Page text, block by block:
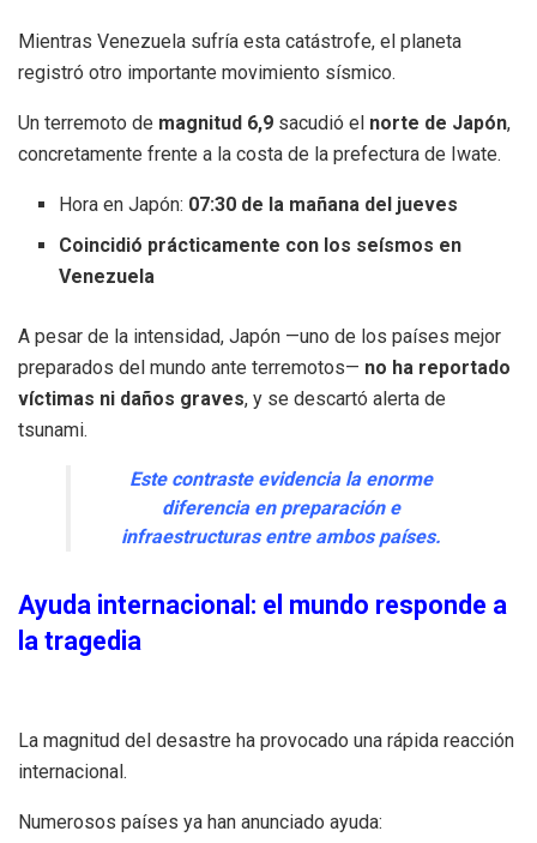
Mientras Venezuela sufría esta catástrofe, el planeta
registró otro importante movimiento sísmico.
Un terremoto de magnitud 6,9 sacudió el norte de Japón,
concretamente frente a la costa de la prefectura de Iwate.
Hora en Japón: 07:30 de la mañana del jueves
Coincidió prácticamente con los seísmos en
Venezuela
A pesar de la intensidad, Japón —uno de los países mejor
preparados del mundo ante terremotos— no ha reportado
víctimas ni daños graves, y se descartó alerta de
tsunami.
Este contraste evidencia la enorme
diferencia en preparación e
infraestructuras entre ambos países.
Ayuda internacional: el mundo responde a
la tragedia
La magnitud del desastre ha provocado una rápida reacción
internacional.
Numerosos países ya han anunciado ayuda: